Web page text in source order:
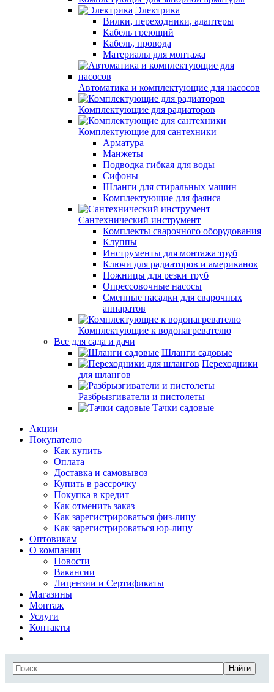
Электрика
Вилки, переходники, адаптеры
Кабель греющий
Кабель, провода
Материалы для монтажа
Автоматика и комплектующие для насосов
Комплектующие для радиаторов
Комплектующие для сантехники
Арматура
Манжеты
Подводка гибкая для воды
Сифоны
Шланги для стиральных машин
Комплектующие для фаянса
Сантехнический инструмент
Комплекты сварочного оборудования
Клуппы
Инструменты для монтажа труб
Ключи для радиаторов и американок
Ножницы для резки труб
Опрессовочные насосы
Сменные насадки для сварочных
аппаратов
Комплектующие к водонагревателю
Все для сада и дачи
Шланги садовые
Переходники
для шлангов
Разбрызгиватели и пистолеты
Тачки садовые
Акции
Покупателю
Как купить
Оплата
Доставка и самовывоз
Купить в рассрочку
Покупка в кредит
Как отменить заказ
Как зарегистрироваться физ-лицу
Как зарегистрироваться юр-лицу
Оптовикам
О компании
Новости
Вакансии
Лицензии и Сертификаты
Магазины
Монтаж
Услуги
Контакты
Найти